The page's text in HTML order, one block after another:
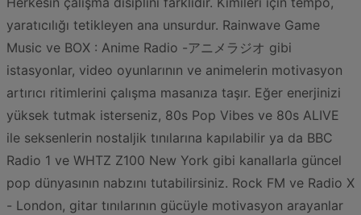
yaratıcılığı tetikleyen ana unsurdur. Rainwave Game
Music ve BOX : Anime Radio -アニメラジオ gibi
istasyonlar, video oyunlarının ve animelerin motivasyon
artırıcı ritimlerini çalışma masanıza taşır. Eğer enerjinizi
yüksek tutmak isterseniz, 80s Pop Vibes ve 80s ALIVE
ile seksenlerin nostaljik tınılarına kapılabilir ya da BBC
Radio 1 ve WHTZ Z100 New York gibi kanallarla güncel
pop dünyasının nabzını tutabilirsiniz. Rock FM ve Radio X
- London, gitar tınılarının gücüyle motivasyon arayanlar